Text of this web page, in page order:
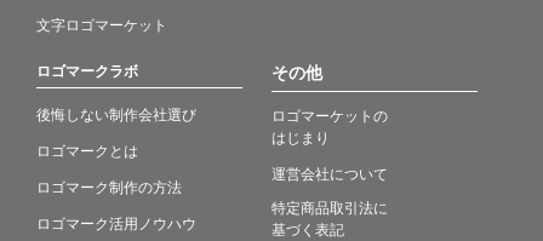
文字ロゴマーケット
ロゴマークラボ
後悔しない制作会社選び
ロゴマークとは
ロゴマーク制作の方法
ロゴマーク活用ノウハウ
その他
ロゴマーケットの
はじまり
運営会社について
特定商品取引法に
基づく表記